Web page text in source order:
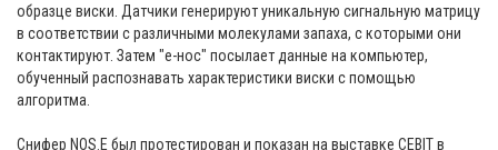
образце виски. Датчики генерируют уникальную сигнальную матрицу
в соответствии с различными молекулами запаха, с которыми они
контактируют. Затем "е-нос" посылает данные на компьютер,
обученный распознавать характеристики виски с помощью
алгоритма.
Снифер NOS.E был протестирован и показан на выставке CEBIT в